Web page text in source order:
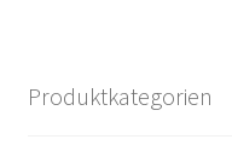
Produktkategorien